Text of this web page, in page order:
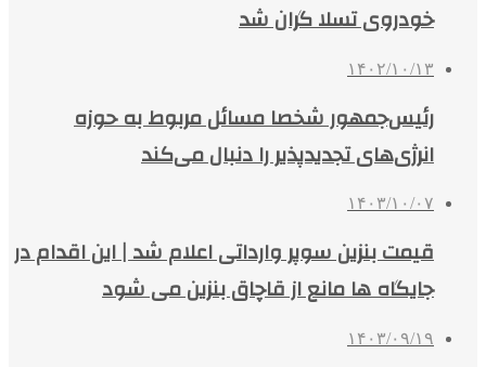
خودروی تسلا گران شد
۱۴۰۲/۱۰/۱۳
رئیس‌جمهور شخصا مسائل مربوط به حوزه
انرژی‌های تجدیدپذیر را دنبال می‌کند
۱۴۰۳/۱۰/۰۷
قیمت بنزین سوپر وارداتی اعلام شد | این اقدام در
جایگاه ها مانع از قاچاق بنزین می شود
۱۴۰۳/۰۹/۱۹